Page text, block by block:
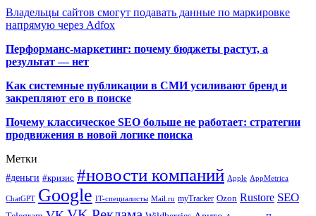
Владельцы сайтов смогут подавать данные по маркировке
напрямую через Adfox
Перформанс-маркетинг: почему бюджеты растут, а
результат — нет
Как системные публикации в СМИ усиливают бренд и
закрепляют его в поиске
Почему классическое SEO больше не работает: стратегии
продвижения в новой логике поиска
Метки
#деньги #кризис #новости компаний Apple AppMetrica
ChatGPT Google IT-специалисты Mail.ru myTracker Ozon Rustore SEO